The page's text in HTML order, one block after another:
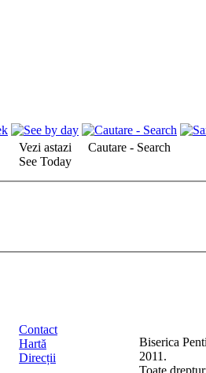
Vezi astazi
See Today
Cautare - Search
Contact
Hartă
Direcții
Biserica
2011.
Toate